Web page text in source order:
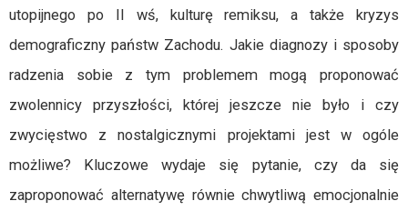
utopijnego po II wś, kulturę remiksu, a także kryzys
demograficzny państw Zachodu. Jakie diagnozy i sposoby
radzenia sobie z tym problemem mogą proponować
zwolennicy przyszłości, której jeszcze nie było i czy
zwycięstwo z nostalgicznymi projektami jest w ogóle
możliwe? Kluczowe wydaje się pytanie, czy da się
zaproponować alternatywę równie chwytliwą emocjonalnie